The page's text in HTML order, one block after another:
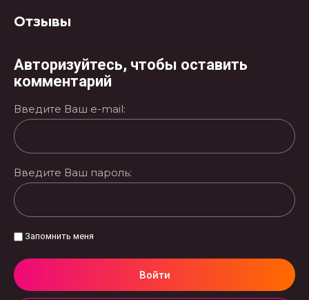
Отзывы
Авторизуйтесь, чтобы оставить
комментарий
Введите Ваш e-mail:
Введите Ваш пароль:
Запомнить меня
Войти